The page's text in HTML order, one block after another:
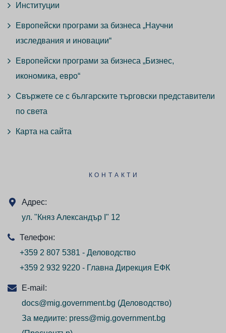
Институции
Европейски програми за бизнеса „Научни
изследвания и иновации“
Европейски програми за бизнеса „Бизнес,
икономика, евро“
Свържете се с българските търговски представители
по света
Карта на сайта
КОНТАКТИ
Адрес:
ул. "Княз Александър I" 12
Телефон:
+359 2 807 5381 - Деловодство
+359 2 932 9220 - Главна Дирекция ЕФК
E-mail:
docs@mig.government.bg (Деловодство)
За медиите: press@mig.government.bg